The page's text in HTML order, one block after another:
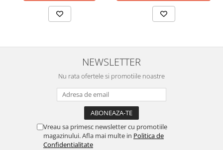
NEWSLETTER
Nu rata ofertele si promotiile noastre
Vreau sa primesc newsletter cu promotiile
magazinului. Afla mai multe in Politica de
Confidentialitate